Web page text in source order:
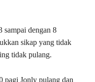
sampai dengan 8
sikap yang tidak
tidak pulang.
pagi Jonly pulang dan